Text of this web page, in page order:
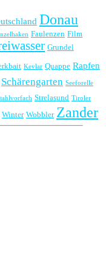
Donau
Faulenzen Film
Grundel
Kevlar Quappe Rapfen
Schärengarten Seeforelle
Strelasund Tiroler
Winter Wobbler Zander